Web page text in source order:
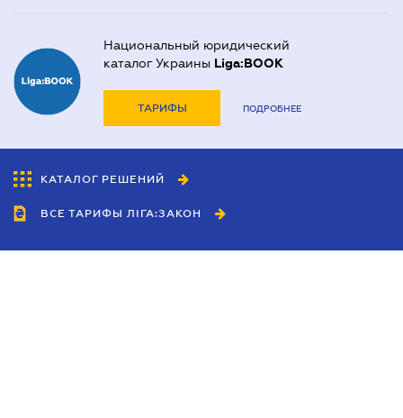
Национальный юридический
каталог Украины Liga:BOOK
ТАРИФЫ ПОДРОБНЕЕ
КАТАЛОГ РЕШЕНИЙ
ВСЕ ТАРИФЫ ЛІГА:ЗАКОН